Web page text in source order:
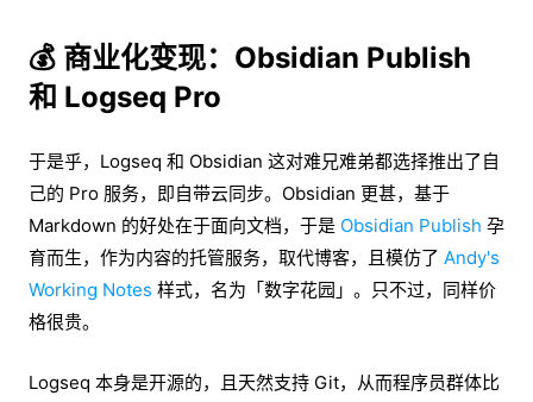
💰 商业化变现：Obsidian Publish
和 Logseq Pro
于是乎，Logseq 和 Obsidian 这对难兄难弟都选择推出了自
己的 Pro 服务，即自带云同步。Obsidian 更甚，基于
Markdown 的好处在于面向文档，于是 Obsidian Publish 孕
育而生，作为内容的托管服务，取代博客，且模仿了 Andy's
Working Notes 样式，名为「数字花园」。只不过，同样价
格很贵。
Logseq 本身是开源的，且天然支持 Git，从而程序员群体比